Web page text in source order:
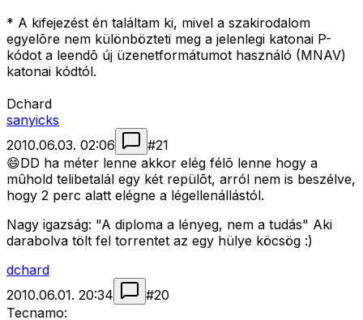
* A kifejezést én találtam ki, mivel a szakirodalom
egyelõre nem különbözteti meg a jelenlegi katonai P-
kódot a leendõ új üzenetformátumot használó (MNAV)
katonai kódtól.
Dchard
sanyicks
2010.06.03. 02:06
#21
😄DD ha méter lenne akkor elég félõ lenne hogy a
mûhold telibetalál egy két repülõt, arról nem is beszélve,
hogy 2 perc alatt elégne a légellenállástól.
Nagy igazság: "A diploma a lényeg, nem a tudás" Aki
darabolva tölt fel torrentet az egy hülye köcsög :)
dchard
2010.06.01. 20:34
#20
Tecnamo: